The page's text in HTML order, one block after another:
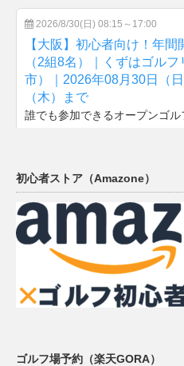
初心者ストア（Amazone）
ゴルフ場予約（楽天GORA）